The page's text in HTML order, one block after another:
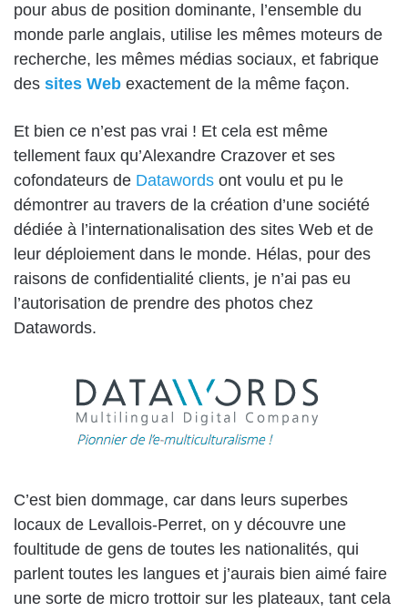
pour abus de position dominante, l’ensemble du
monde parle anglais, utilise les mêmes moteurs de
recherche, les mêmes médias sociaux, et fabrique
des sites Web exactement de la même façon.
Et bien ce n’est pas vrai ! Et cela est même
tellement faux qu’Alexandre Crazover et ses
cofondateurs de Datawords ont voulu et pu le
démontrer au travers de la création d’une société
dédiée à l’internationalisation des sites Web et de
leur déploiement dans le monde. Hélas, pour des
raisons de confidentialité clients, je n’ai pas eu
l’autorisation de prendre des photos chez
Datawords.
C’est bien dommage, car dans leurs superbes
locaux de Levallois-Perret, on y découvre une
foultitude de gens de toutes les nationalités, qui
parlent toutes les langues et j’aurais bien aimé faire
une sorte de micro trottoir sur les plateaux, tant cela